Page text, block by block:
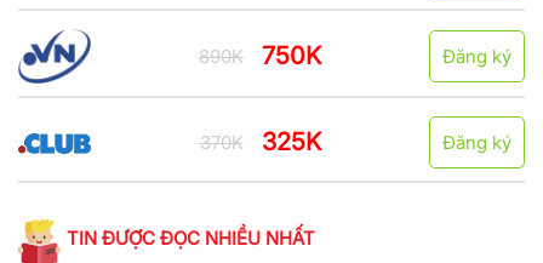
890K 750K Đăng ký
370K 325K Đăng ký
TIN ĐƯỢC ĐỌC NHIỀU NHẤT